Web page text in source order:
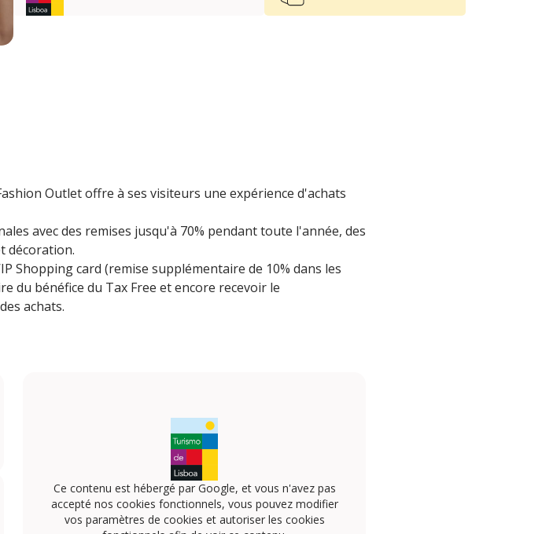
Outlet offre à ses visiteurs une expérience d'achats
avec des remises jusqu'à 70% pendant toute l'année, des
décoration.
Shopping card (remise supplémentaire de 10% dans les
du bénéfice du Tax Free et encore recevoir le
achats.
Ce contenu est hébergé par Google, et vous n'avez pas
accepté nos cookies fonctionnels, vous pouvez modifier
vos paramètres de cookies et autoriser les cookies